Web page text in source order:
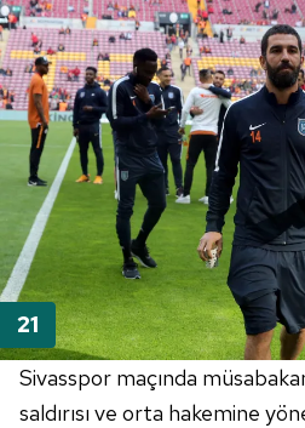
Sivasspor maçında
saldırısı ve orta hakemine